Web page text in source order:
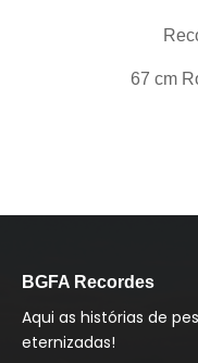
67 cm
BGFA Recordes
Aqui as histórias de
eternizadas!